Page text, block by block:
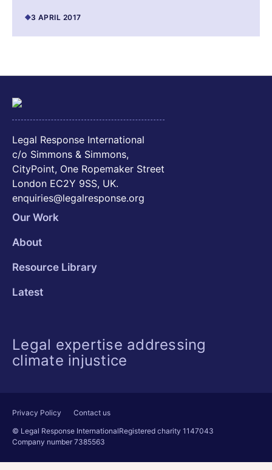
3 APRIL 2017
Legal Response International
c/o Simmons & Simmons,
CityPoint, One Ropemaker Street
London EC2Y 9SS, UK.
enquiries@legalresponse.org
Our Work
About
Resource Library
Latest
Legal expertise addressing
climate injustice
Privacy Policy
Contact us
© Legal Response InternationalRegistered charity 1147043
Company number 7385563